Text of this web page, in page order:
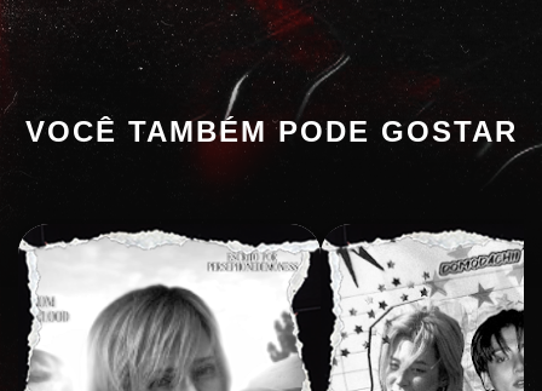
VOCÊ TAMBÉM PODE GOSTAR